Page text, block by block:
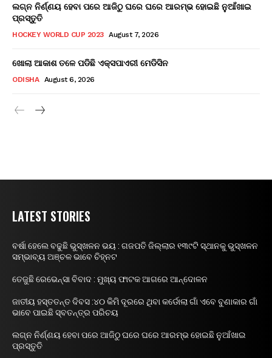
ଲଗ୍ନ ନିର୍ଣ୍ଣୟ ହେବା ପରେ ଆଜିଠୁ ଘରେ ଘରେ ଆରମ୍ଭ ହୋଇଛି ନୁଆଁଖାଇ
ପ୍ରସ୍ତୁତି
HOCKEY WORLD CUP 2023 August 7, 2026
ଖୋଲା ଆକାଶ ତଳେ ପଡିଛି ଏକ୍ସପାଏରୀ ମେଡିସିନ
ODISHA August 6, 2026
LATEST STORIES
ବର୍ଷା ହେଲେ ବଢୁଛି ଭୁସ୍ଖଳନ ଭୟ : ଗଜପତି ଜିଲ୍ଲାର ୧୩୯ଟି ସ୍ଥାନକୁ ଭୁସ୍ଖଳନ
ସମ୍ଭାବ୍ୟ ଅଞ୍ଚଳ ଭାବେ ଚିହ୍ନଟ
ତେଜୁଛି ରେଭେନ୍ସା ବିବାଦ : ମୁଖ୍ୟ ଫାଟକ ଆଗରେ ଆନ୍ଦୋଳନ
ଜାତୀୟ ହସ୍ତତନ୍ତ ଦିବସ :୪୦ କିମି ଦୂରରେ ଥିବା କର୍ଡୋଲା ଗାଁ ଏବେ ବୁଣାକାର ଗାଁ
ଭାବେ ପାଇଛି ସ୍ବତନ୍ତ୍ର ପରିଚୟ
ଲଗ୍ନ ନିର୍ଣ୍ଣୟ ହେବା ପରେ ଆଜିଠୁ ଘରେ ଘରେ ଆରମ୍ଭ ହୋଇଛି ନୁଆଁଖାଇ
ପ୍ରସ୍ତୁତି